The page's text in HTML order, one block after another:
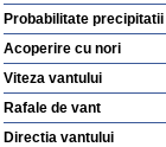
Probabilitate precipitatii
Acoperire cu nori
Viteza vantului
Rafale de vant
Directia vantului